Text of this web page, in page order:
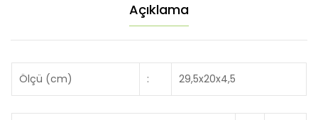
Açıklama
Ölçü (cm) : 29,5x20x4,5